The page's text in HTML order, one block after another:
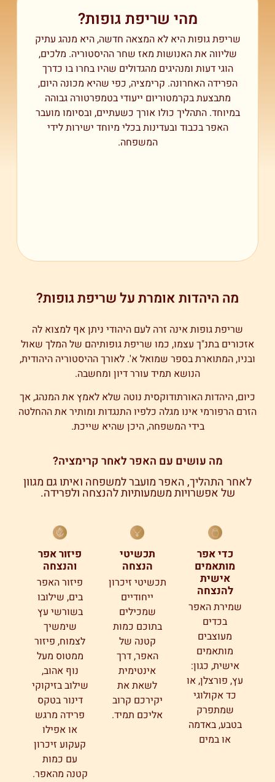
מהי שריפת גופות?
שריפת גופות היא לא המצאה חדשה, היא מנהג עתיק
שליווה את האנושות מאז שחר ההיסטוריה. מלכים,
הוגי דעות ומנהיגים מהגדולים שהיו בחרו בו כדרך
הפרידה האחרונה. קרימציה, כפי שהיא מכונה היום,
מתבצעת בקרמטוריום ייעודי בטמפרטורה גבוהה
במיוחד. התהליך כולו אורך כשעתיים, ובסיומו מועבר
האפר בכבוד ובעדינות בכלי מיוחד ישירות לידי
המשפחה.
מה היהדות אומרת על שריפת גופות?
שריפת גופות אינה זרה לעם היהודי ניתן אף למצוא לה
אזכורים בתנ"ך עצמו, כמו שריפת גופותיהם של המלך שאול
ובניו, המתוארת בספר שמואל א'. לאורך ההיסטוריה היהודית,
הנושא תמיד עורר דיון ומחשבה.
כיום, היהדות האורתודוקסית נוטה שלא לאמץ את המנהג, אך
הזרם הרפורמי אינו מגלה כלפיו התנגדות ומותיר את ההחלטה
בידי המשפחה, היכן שהיא שייכת.
מה עושים עם האפר לאחר קרימציה?
לאחר התהליך, האפר מועבר למשפחה ואיתו גם מגוון
של אפשרויות משמעותיות להנצחה ולפרידה.
כדי אפר
מותאמים
אישית
להנצחה
שמירת האפר
בכדים
מעוצבים
מותאמים
אישית, כגון:
עץ, פורצלן, או
כד אקולוגי
שמתפרק
בטבע, באדמה
או במים
תכשיטי
הנצחה
תכשיטי זיכרון
ייחודיים
שמכילים
בתוכם כמות
קטנה של
האפר, דרך
אינטימית
לשאת את
יקירכם קרוב
אליכם תמיד.
פיזור אפר
והנצחה
פיזור האפר
בים, שילובו
בשורשי עץ
שימשיך
לצמוח, פיזור
ממטוס מעל
נוף אהוב,
שילוב בזיקוקי
דינור בטקס
פרידה מרגש
או אפילו
קעקוע זיכרון
עם כמות
קטנה מהאפר.